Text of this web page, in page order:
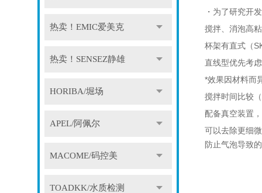
热卖！EMIC爱美克
热卖！SENSEZ静雄
HORIBA/堀场
APEL/阿佩尔
MACOME/码控美
TOADKK/水质检测
・为了研究开
搅拌、消泡高
杯架有直式（
直线型优先考
*效果因材料而
搅拌时间比较
配备真空装置
可以去除更细
防止气泡导致